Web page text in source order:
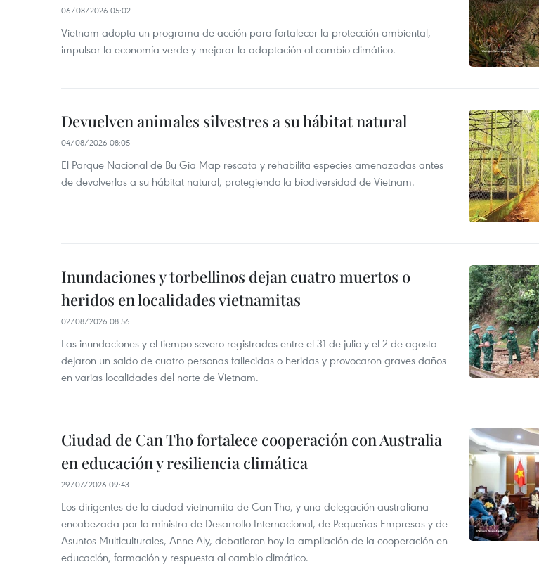
06/08/2026 05:02
Vietnam adopta un programa de acción para fortalecer la protección ambiental,
impulsar la economía verde y mejorar la adaptación al cambio climático.
Devuelven animales silvestres a su hábitat natural
04/08/2026 08:05
El Parque Nacional de Bu Gia Map rescata y rehabilita especies amenazadas antes
de devolverlas a su hábitat natural, protegiendo la biodiversidad de Vietnam.
Inundaciones y torbellinos dejan cuatro muertos o
heridos en localidades vietnamitas
02/08/2026 08:56
Las inundaciones y el tiempo severo registrados entre el 31 de julio y el 2 de agosto
dejaron un saldo de cuatro personas fallecidas o heridas y provocaron graves daños
en varias localidades del norte de Vietnam.
Ciudad de Can Tho fortalece cooperación con Australia
en educación y resiliencia climática
29/07/2026 09:43
Los dirigentes de la ciudad vietnamita de Can Tho, y una delegación australiana
encabezada por la ministra de Desarrollo Internacional, de Pequeñas Empresas y de
Asuntos Multiculturales, Anne Aly, debatieron hoy la ampliación de la cooperación en
educación, formación y respuesta al cambio climático.